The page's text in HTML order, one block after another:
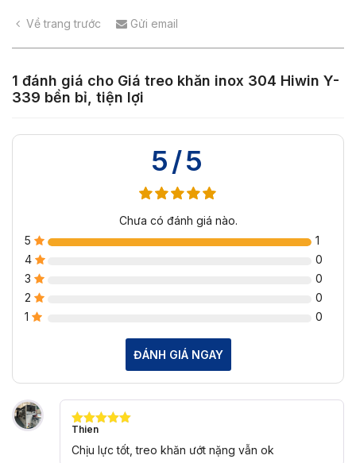
Về trang trước Gửi email
1 đánh giá cho Giá treo khăn inox 304 Hiwin Y-
339 bền bỉ, tiện lợi
5/5
Chưa có đánh giá nào.
5
1
4
0
3
0
2
0
1
0
ĐÁNH GIÁ NGAY
Được xếp
hạng5 5
sao
Thien
Chịu lực tốt, treo khăn ướt nặng vẫn ok